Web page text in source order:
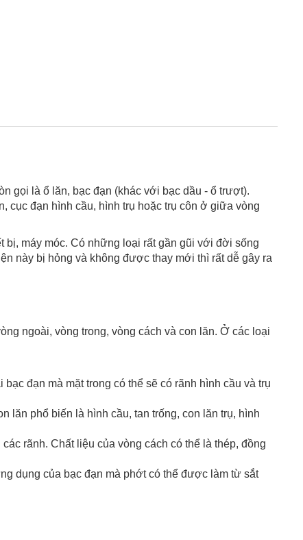
gọi là ổ lăn, bạc đạn (khác với bạc dầu - ổ trượt).
cục đạn hình cầu, hình trụ hoặc trụ côn ở giữa vòng
máy móc. Có những loại rất gần gũi với đời sống
này bị hỏng và không được thay mới thì rất dễ gây ra
ngoài, vòng trong, vòng cách và con lăn. Ở các loại
đạn mà mặt trong có thể sẽ có rãnh hình cầu và trụ
lăn phổ biến là hình cầu, tan trống, con lăn trụ, hình
rãnh. Chất liệu của vòng cách có thể là thép, đồng
dụng của bạc đạn mà phớt có thể được làm từ sắt